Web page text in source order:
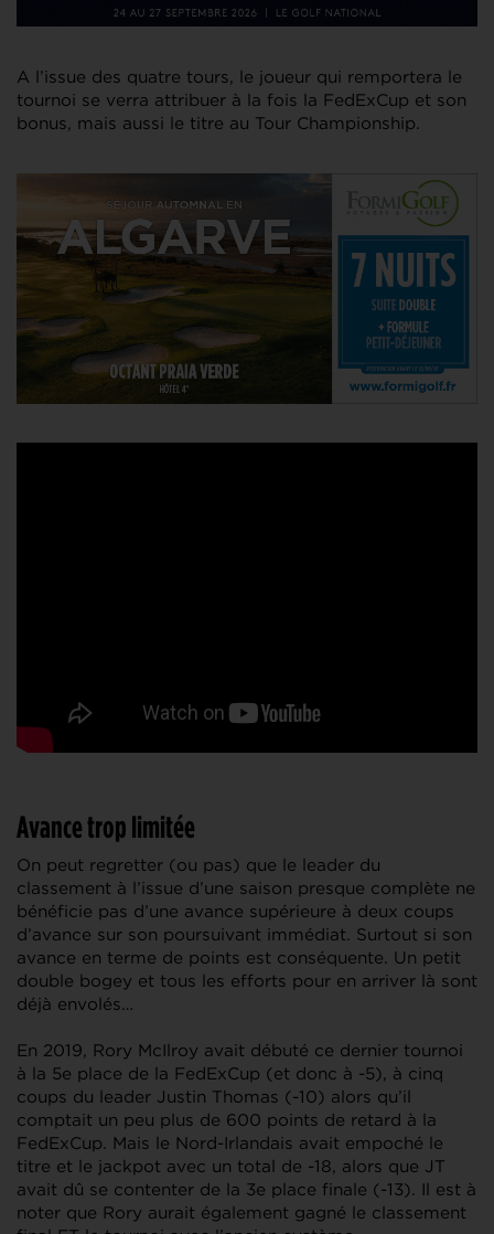
A l’issue des quatre tours, le joueur qui remportera le
tournoi se verra attribuer à la fois la FedExCup et son
bonus, mais aussi le titre au Tour Championship.
Avance trop limitée
On peut regretter (ou pas) que le leader du
classement à l’issue d’une saison presque complète ne
bénéficie pas d’une avance supérieure à deux coups
d’avance sur son poursuivant immédiat. Surtout si son
avance en terme de points est conséquente. Un petit
double bogey et tous les efforts pour en arriver là sont
déjà envolés…
En 2019, Rory McIlroy avait débuté ce dernier tournoi
à la 5e place de la FedExCup (et donc à -5), à cinq
coups du leader Justin Thomas (-10) alors qu’il
comptait un peu plus de 600 points de retard à la
FedExCup. Mais le Nord-Irlandais avait empoché le
titre et le jackpot avec un total de -18, alors que JT
avait dû se contenter de la 3e place finale (-13). Il est à
noter que Rory aurait également gagné le classement